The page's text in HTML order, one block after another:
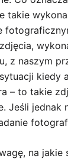
takie
z naszym
kiedy
– to takie
Jeśli jednak
na jakie